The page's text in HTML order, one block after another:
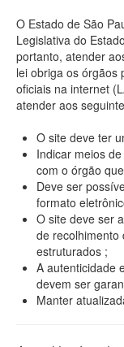
O Estado de São
Legislativa do
portanto, atender
lei obriga os órgãos
oficiais na internet
atender aos
O site deve ter
Indicar meios
com o órgão
Deve ser
formato
O site deve ser
de recolhimento
estruturados ;
A autenticidade
devem ser
Manter